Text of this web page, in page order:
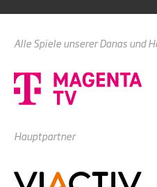
Alle Spiele unserer Danas und
Hauptpartner